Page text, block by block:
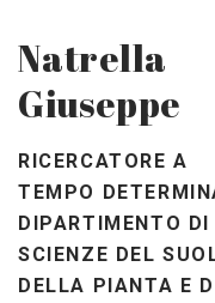
Natrella
Giuseppe
RICERCATORE A
TEMPO
DIPARTIMENTO DI
SCIENZE DEL
DELLA PIANTA E